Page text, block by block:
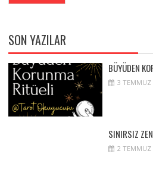
SON YAZILAR
BÜYÜDEN
3 TEMMUZ
SINIRSIZ
2 TEMMUZ